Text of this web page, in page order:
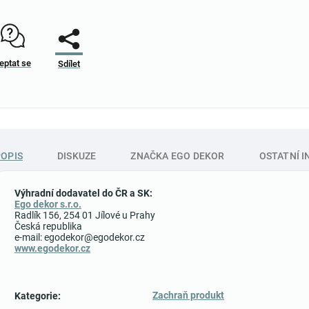
se Sdílet
DISKUZE ZNAČKA EGO DEKOR OSTATNÍ
Výhradní dodavatel do ČR a SK:
Ego dekor s.r.o.
Radlík 156, 254 01 Jílové u Prahy
Česká republika
e-mail: egodekor@egodekor.cz
www.egodekor.cz
Kategorie:
Zachraň produkt